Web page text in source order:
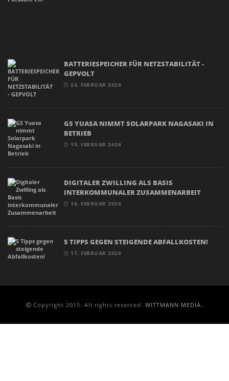
BATTERIESPEICHER FÜR NETZSTABILITÄT -
GEPVOLT
23. FEBRUAR 2026
GS YUASA NIMMT SOLARPARK NAGASAKI IN
BETRIEB
19. FEBRUAR 2026
DIGITALER ZWILLING ALS BASIS
INTERKOMMUNALER ZUSAMMENARBEIT
18. FEBRUAR 2026
5 TIPPS GEGEN STEIGENDE ABFALLKOSTEN!
17. FEBRUAR 2026
Copyright 2015. All rights reserved. WITTMANN MEDIA.